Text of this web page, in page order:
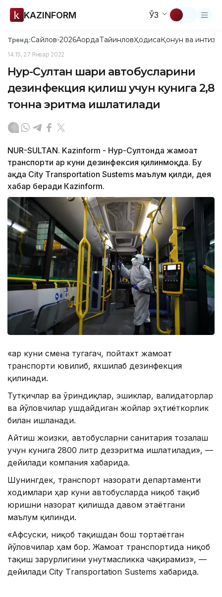
KAZINFORM ЎЗ
Тренд:Сайлов-2026АқордаТайинловҲодисаҚонун ва
14:15, 27 Январ 2022
Нур-Султан шаҳри автобусларини
дезинфекция қилиш учун кунига 2,8
тонна эритма ишлатилади
NUR-SULTAN. Kazinform - Нур-Султонда жамоат
транспорти ҳар куни дезинфексия қилинмоқда. Бу
ҳақда City Тransportation Sustems маълум қилди, дея
хабар беради Кazinform.
«Ҳар куни смена тугагач, пойтахт жамоат
транспорти ювилиб, яхшилаб дезинфекция
қилинади.
Тутқичлар ва ўриндиқлар, эшиклар, валидаторлар
ва йўловчилар ушдайдиган жойлар эҳтиёткорлик
билан ишланади.
Айтиш жоизки, автобусларни санитария тозалаш
учун кунига 2800 литр дезэритма ишлатилади», —
дейилади компания хабарида.
Шунингдек, транспорт назорати департаменти
ходимлари ҳар куни автобусларда ниқоб тақиб
юришни назорат қилишда давом этаётгани
маълум қилинди.
«Афсуски, ниқоб тақишдан бош тортаётган
йўловчилар ҳам бор. Жамоат транспортида ниқоб
тақиш зарурлигини унутмасликка чақирамиз», —
дейилади City Тransportation Sustems хабарида.